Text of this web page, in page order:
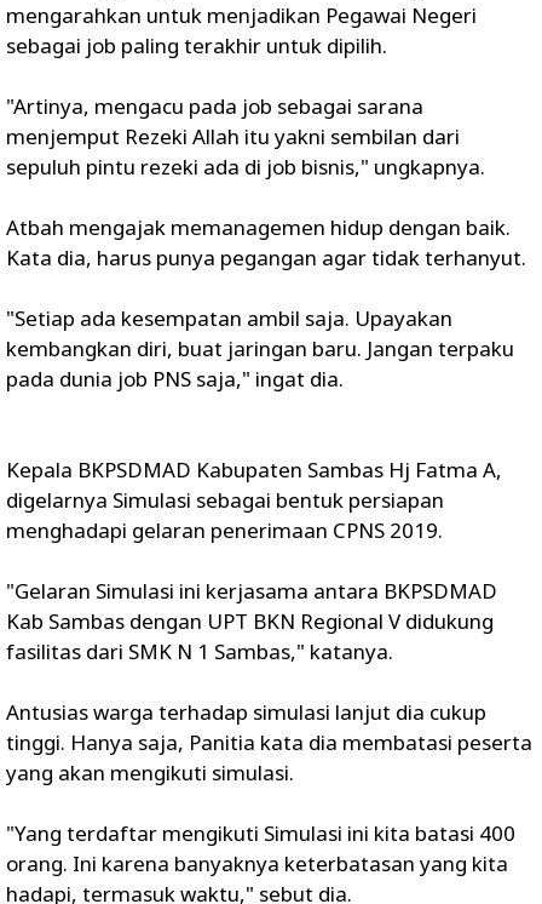
mengarahkan untuk menjadikan Pegawai Negeri
sebagai job paling terakhir untuk dipilih.
"Artinya, mengacu pada job sebagai sarana
menjemput Rezeki Allah itu yakni sembilan dari
sepuluh pintu rezeki ada di job bisnis," ungkapnya.
Atbah mengajak memanagemen hidup dengan baik.
Kata dia, harus punya pegangan agar tidak terhanyut.
"Setiap ada kesempatan ambil saja. Upayakan
kembangkan diri, buat jaringan baru. Jangan terpaku
pada dunia job PNS saja," ingat dia.
Kepala BKPSDMAD Kabupaten Sambas Hj Fatma A,
digelarnya Simulasi sebagai bentuk persiapan
menghadapi gelaran penerimaan CPNS 2019.
"Gelaran Simulasi ini kerjasama antara BKPSDMAD
Kab Sambas dengan UPT BKN Regional V didukung
fasilitas dari SMK N 1 Sambas," katanya.
Antusias warga terhadap simulasi lanjut dia cukup
tinggi. Hanya saja, Panitia kata dia membatasi peserta
yang akan mengikuti simulasi.
"Yang terdaftar mengikuti Simulasi ini kita batasi 400
orang. Ini karena banyaknya keterbatasan yang kita
hadapi, termasuk waktu," sebut dia.